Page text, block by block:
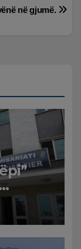
në gjumë.